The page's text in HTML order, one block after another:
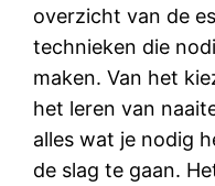
overzicht van de
technieken die
maken. Van het
het leren van
alles wat je nodig
de slag te gaan.